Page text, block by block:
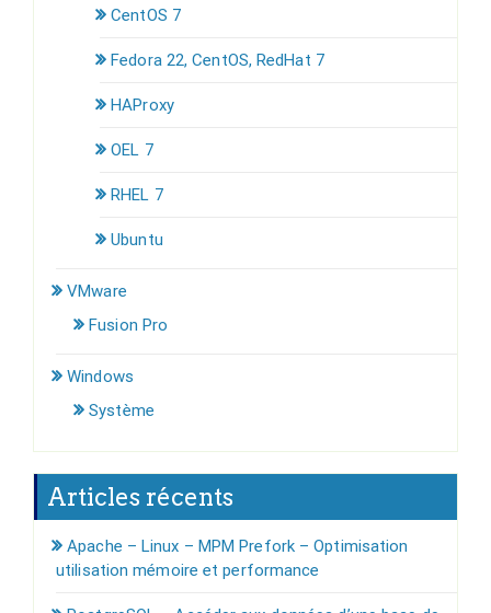
CentOS 7
Fedora 22, CentOS, RedHat 7
HAProxy
OEL 7
RHEL 7
Ubuntu
VMware
Fusion Pro
Windows
Système
Articles récents
Apache – Linux – MPM Prefork – Optimisation
utilisation mémoire et performance